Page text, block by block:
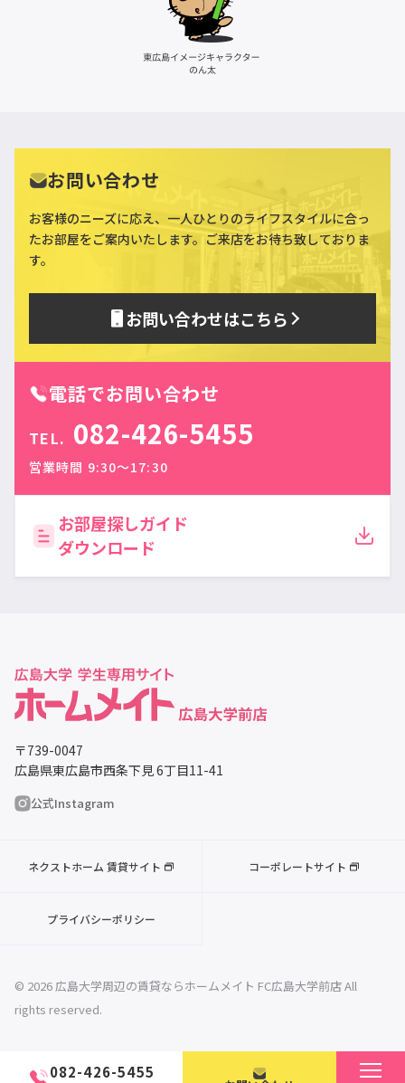
082-426-5455
お問い合わせ
お客様のニーズに応え、一人ひとりのライフスタイルに合っ
たお部屋をご案内いたします。ご来店をお待ち致しておりま
す。
お問い合わせはこちら
電話でお問い合わせ
TEL. 082-426-5455
営業時間 9:30〜17:30
お部屋探しガイド
ダウンロード
〒739-0047
広島県東広島市西条下見 6丁目11-41
公式Instagram
ネクストホーム 賃貸サイト コーポレートサイト
プライバシーポリシー
© 2026 広島大学周辺の賃貸ならホームメイト FC広島大学前店 All
rights reserved.